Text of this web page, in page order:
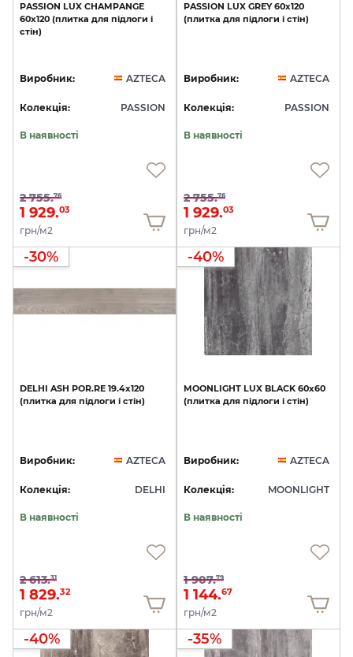
PASSION LUX CHAMPANGE
60x120 (плитка для підлоги і
стін)
Виробник: AZTECA
Колекція: PASSION
В наявності
2 755.76
1 929.03
грн/м2
PASSION LUX GREY 60x120
(плитка для підлоги і стін)
Виробник: AZTECA
Колекція: PASSION
В наявності
2 755.76
1 929.03
грн/м2
-30%
DELHI ASH POR.RE 19.4x120
(плитка для підлоги і стін)
Виробник: AZTECA
Колекція: DELHI
В наявності
2 613.31
1 829.32
грн/м2
-40%
MOONLIGHT LUX BLACK 60x60
(плитка для підлоги і стін)
Виробник: AZTECA
Колекція: MOONLIGHT
В наявності
1 907.79
1 144.67
грн/м2
-40% -35%